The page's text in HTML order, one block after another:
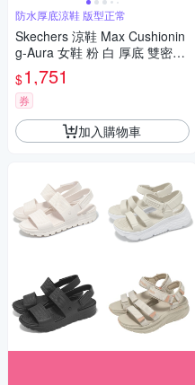
防水厚底涼鞋 版型正常
Skechers 涼鞋 Max Cushionin
g-Aura 女鞋 粉 白 厚底 雙密度
緩衝 防水 涼拖鞋 111126LTPK
$1,751
券
加入購物車